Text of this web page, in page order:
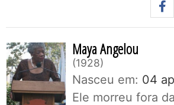
Maya Angelou
1928
Nasceu em: 04
Ele morreu fora